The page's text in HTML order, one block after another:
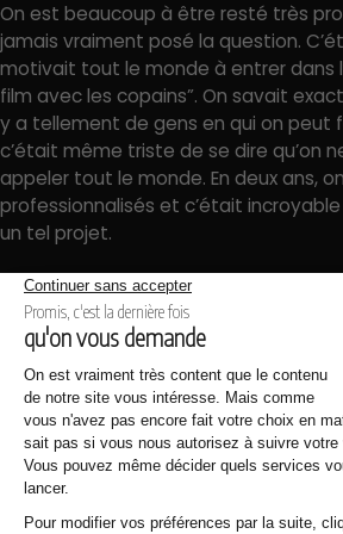
On est beaucoup à être resté très
jamais vraiment posé la question.
motivait tout le monde à entrer dans
film avec les copains”. On savait
y a tellement de gens en qui on peut
c’était même triste de se dire qu’on
appeler tout le monde. En deux ans,
professionnalisés et c’était
un tel projet.
Comment s’est passée
? et le tournage ?
La préparation était assez folle car
étonnamment que de grandir. On est
de 3 jours en petite équipe à un
anamorphique de 7 jours avec une